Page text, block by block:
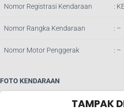
Nomor Registrasi Kendaraan :
Nomor Rangka Kendaraan : –
Nomor Motor Penggerak : –
FOTO KENDARAAN
TAMPAK